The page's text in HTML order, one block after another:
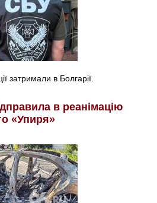
затримали в Болгарії.
в реанімацію
«Упиря»